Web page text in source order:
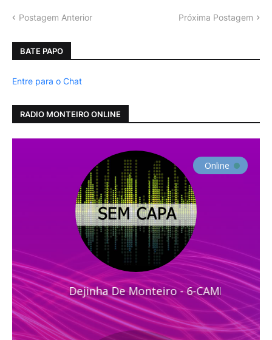
Postagem Anterior Próxima Postagem
BATE PAPO
Entre para o Chat
RADIO MONTEIRO ONLINE